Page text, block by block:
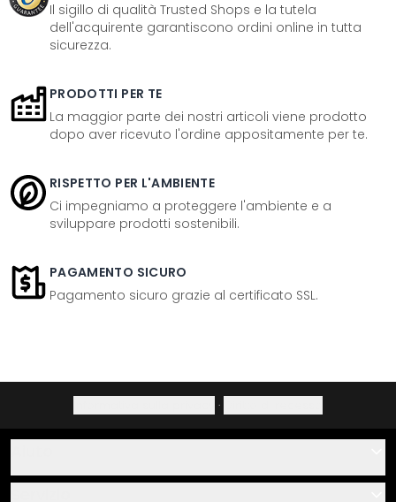
Il sigillo di qualità Trusted Shops e la tutela
dell'acquirente garantiscono ordini online in tutta
sicurezza.
PRODOTTI PER TE
La maggior parte dei nostri articoli viene prodotto
dopo aver ricevuto l'ordine appositamente per te.
RISPETTO PER L'AMBIENTE
Ci impegniamo a proteggere l'ambiente e a
sviluppare prodotti sostenibili.
PAGAMENTO SICURO
Pagamento sicuro grazie al certificato SSL.
·